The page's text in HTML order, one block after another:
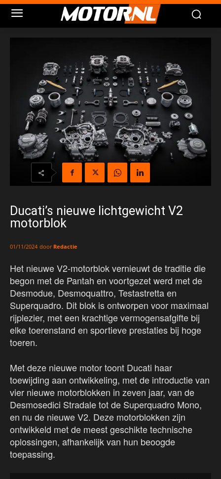
Ducati’s nieuwe lichtgewicht V2
motorblok
01/11/2024 door Redactie
Het nieuwe V2-motorblok vernieuwt de traditie die
begon met de Pantah en voortgezet werd met de
Desmodue, Desmoquattro, Testastretta en
Superquadro. Dit blok is ontworpen voor maximaal
rijplezier, met een krachtige vermogensafgifte bij
elke toerenstand en sportieve prestaties bij hoge
toeren.
Met deze nieuwe motor toont Ducati haar
toewijding aan ontwikkeling, met de introductie van
vier nieuwe motorblokken in zeven jaar, van de
Desmosedici Stradale tot de Superquadro Mono,
en nu de nieuwe V2. Deze motorblokken zijn
ontwikkeld met de meest geschikte technische
oplossingen, afhankelijk van hun beoogde
toepassing.